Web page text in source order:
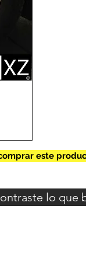
este
lo que